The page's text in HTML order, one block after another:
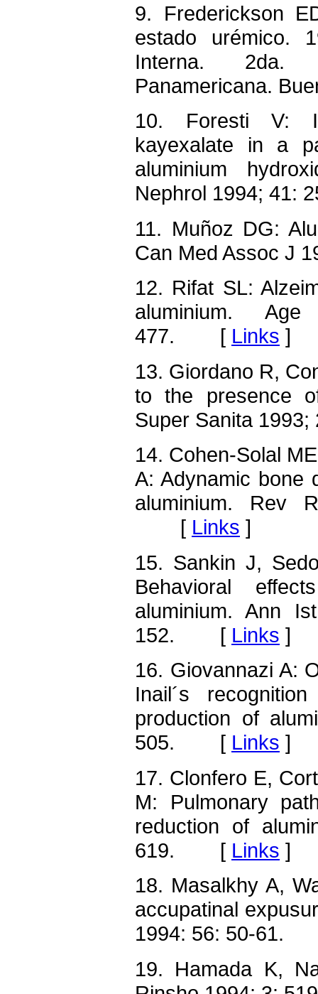
9. Frederickson
estado urémico.
Interna. 2da.
Panamericana.
10. Foresti V:
kayexalate in a
aluminium
Nephrol 1994;
11. Muñoz DG:
Can Med Assoc
12. Rifat SL:
aluminium.
477. [ Links ]
13. Giordano R,
to the presence
Super Sanita
14. Cohen-Solal
A: Adynamic bone
aluminium. Rev
[ Links ]
15. Sankin J,
Behavioral
aluminium. Ann
152. [ Links ]
16. Giovannazi A:
Inail´s
production of
505. [ Links ]
17. Clonfero E,
M: Pulmonary
reduction of
619. [ Links ]
18. Masalkhy A,
accupatinal
1994: 56: 50-
19. Hamada K,